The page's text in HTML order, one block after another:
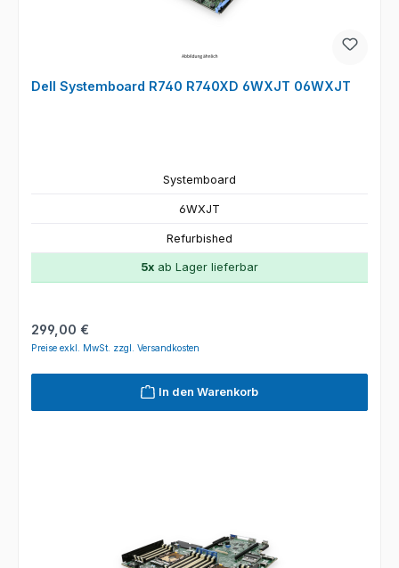
Dell Systemboard R740 R740XD 6WXJT 06WXJT
Systemboard
6WXJT
Refurbished
5x ab Lager lieferbar
Regulärer Preis:
299,00 €
Preise exkl. MwSt. zzgl. Versandkosten
In den Warenkorb